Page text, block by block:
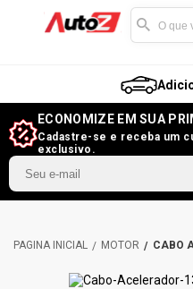
ECONOMIZE EM SUA
Cadastre-se e receba um
exclusivo.
MOTOR CABO